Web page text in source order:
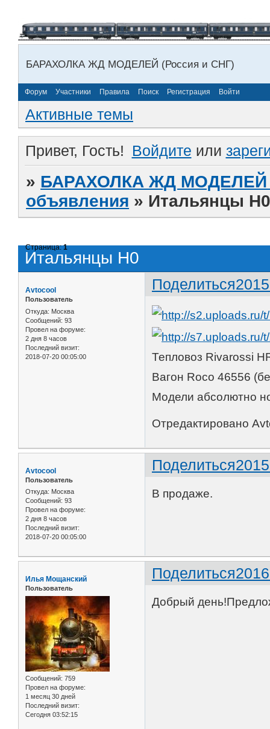
БАРАХОЛКА ЖД МОДЕЛЕЙ (Россия и СНГ)
Форум Участники Правила Поиск Регистрация Войти
Активные темы
Привет, Гость! Войдите или
» БАРАХОЛКА ЖД МОДЕЛЕЙ
объявления » Итальянцы
Итальянцы Н0
Страница:1
Поделиться
Avtocool
Пользователь
Откуда: Москва
Сообщений: 93
Провел на форуме:
2 дня 8 часов
Последний визит:
2018-07-20 00:05:00
Тепловоз Rivarossi
Вагон Roco 46556
Модели абсолютно
Отредактировано
Поделиться
Avtocool
Пользователь
Откуда: Москва
Сообщений: 93
Провел на форуме:
2 дня 8 часов
Последний визит:
2018-07-20 00:05:00
В продаже.
Поделиться
Илья Мощанский
Пользователь
Сообщений: 759
Провел на форуме:
1 месяц 30 дней
Последний визит:
Сегодня 03:52:15
Добрый